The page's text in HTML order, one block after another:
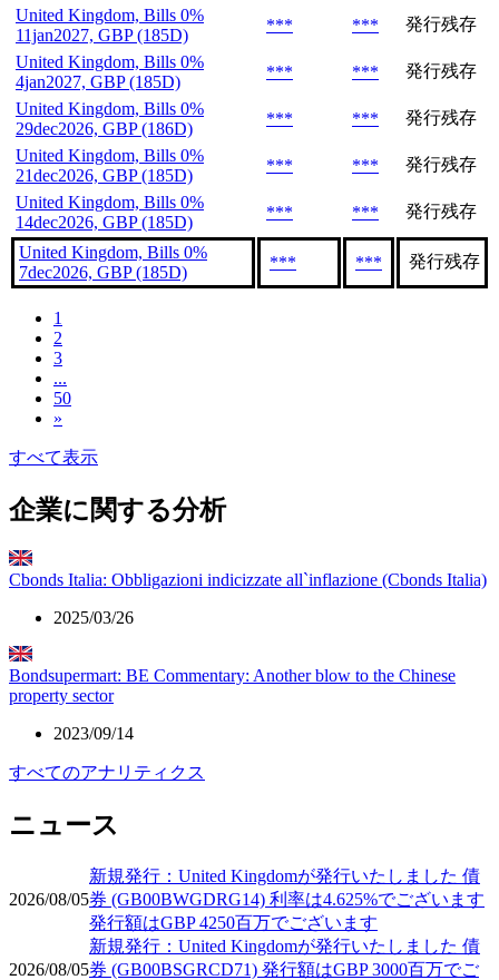
United Kingdom, Bills 0%
11jan2027, GBP (185D)
*** ***
発行残存
United Kingdom, Bills 0%
4jan2027, GBP (185D)
*** ***
発行残存
United Kingdom, Bills 0%
29dec2026, GBP (186D)
*** ***
発行残存
United Kingdom, Bills 0%
21dec2026, GBP (185D)
*** ***
発行残存
United Kingdom, Bills 0%
14dec2026, GBP (185D)
*** *** 発行残存
United Kingdom, Bills 0%
7dec2026, GBP (185D)
*** *** 発行残存
1
2
3
...
50
»
すべて表示
企業に関する分析
Cbonds Italia: Obbligazioni indicizzate all`inflazione (Cbonds Italia)
2025/03/26
Bondsupermart: BE Commentary: Another blow to the Chinese
property sector
2023/09/14
すべてのアナリティクス
ニュース
2026/08/05
新規発行：United Kingdomが発行いたしました 債
券 (GB00BWGDRG14) 利率は4.625%でございます
発行額はGBP 4250百万でございます
2026/08/05
新規発行：United Kingdomが発行いたしました 債
券 (GB00BSGRCD71) 発行額はGBP 3000百万でご